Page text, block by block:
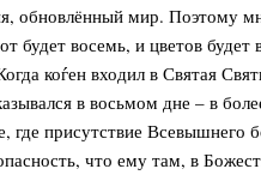
обновлённый мир. Поэтому
будет восемь, и цветов будет
коѓен входил в Святая
в восьмом дне – в
где присутствие Всевышнего
что ему там, в